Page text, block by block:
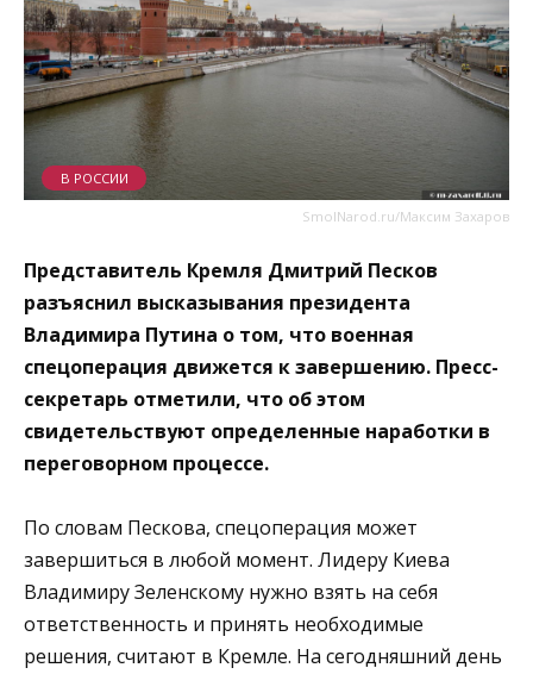
SmolNarod.ru/Максим Захаров
В РОССИИ
Представитель Кремля Дмитрий Песков
разъяснил высказывания президента
Владимира Путина о том, что военная
спецоперация движется к завершению. Пресс-
секретарь отметили, что об этом
свидетельствуют определенные наработки в
переговорном процессе.
По словам Пескова, спецоперация может
завершиться в любой момент. Лидеру Киева
Владимиру Зеленскому нужно взять на себя
ответственность и принять необходимые
решения, считают в Кремле. На сегодняшний день